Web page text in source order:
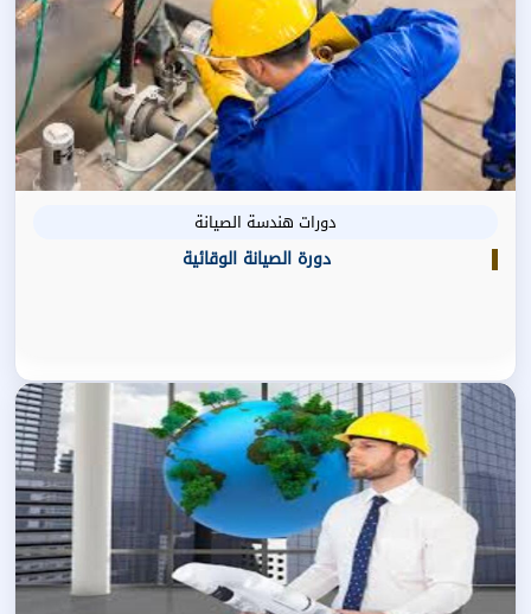
دورات هندسة الصيانة
دورة الصيانة الوقائية